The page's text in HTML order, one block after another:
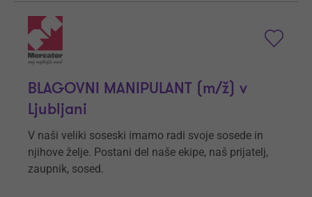
BLAGOVNI MANIPULANT (m/ž) v
Ljubljani
V naši veliki soseski imamo radi svoje sosede in
njihove želje. Postani del naše ekipe, naš prijatelj,
zaupnik, sosed.